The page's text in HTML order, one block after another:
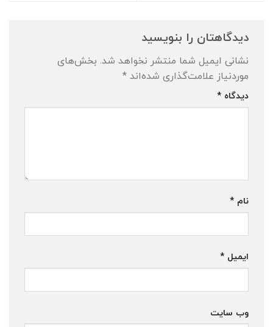
دیدگاهتان را بنویسید
نشانی ایمیل شما منتشر نخواهد شد. بخش‌های
موردنیاز علامت‌گذاری شده‌اند *
دیدگاه *
نام *
ایمیل *
وب‌ سایت